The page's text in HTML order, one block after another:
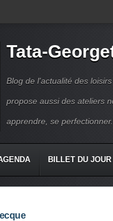
Tata-
Blog de l'actualité des
propose aussi des ateliers
apprendre, se
BILLET DU JOUR